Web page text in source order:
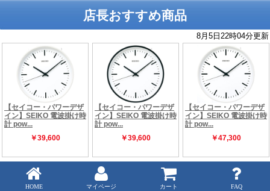
HOME マイページ カート FAQ
店長おすすめ商品
Copyright (C) 時の逸品館 ALL rights reserved.